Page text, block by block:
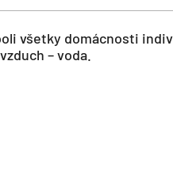
všetky domácnosti
– voda.